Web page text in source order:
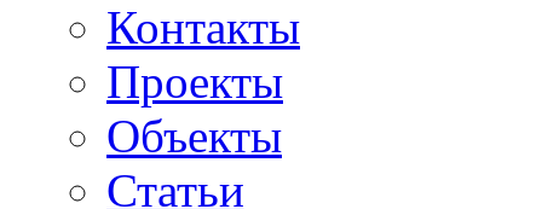
Контакты
Проекты
Объекты
Статьи